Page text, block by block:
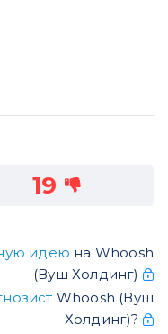
19
идею на Whoosh
(Вуш Холдинг)
Whoosh (Вуш
Холдинг)?